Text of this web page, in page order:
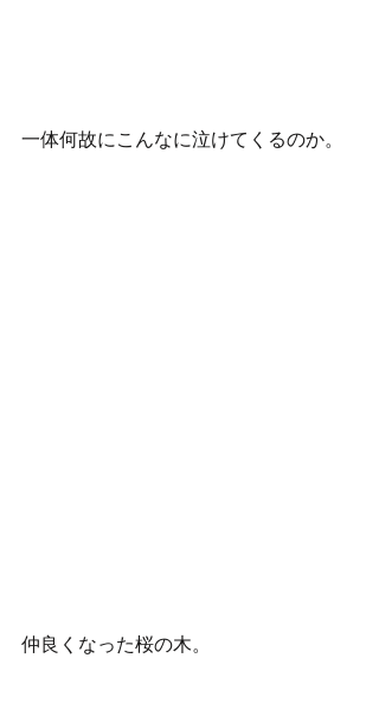
一体何故にこんなに泣けてくるのか。
仲良くなった桜の木。